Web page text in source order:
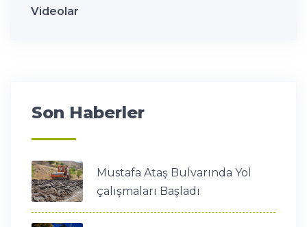
Videolar
Son Haberler
Mustafa Ataş Bulvarında Yol
çalışmaları Başladı